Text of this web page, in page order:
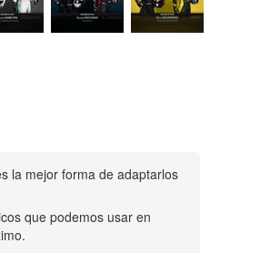
la mejor forma de adaptarlos
que podemos usar en